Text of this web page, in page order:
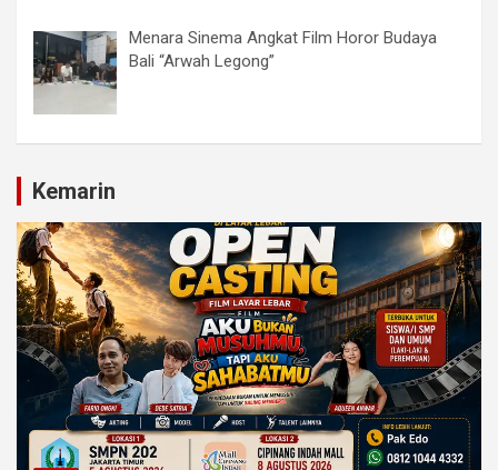
Menara Sinema Angkat Film Horor Budaya
Bali “Arwah Legong”
Kemarin